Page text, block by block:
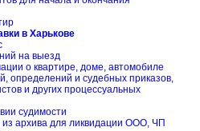
в Харькове
на выезд
о квартире, доме, автомобиле
определений и судебных приказов,
и других процессуальных
судимости
из архива для ликвидации ООО, ЧП